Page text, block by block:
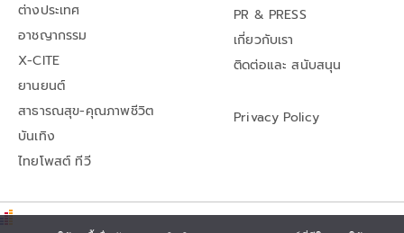
ต่างประเทศ
อาชญากรรม
X-CITE
ยานยนต์
สาธารณสุข-คุณภาพชีวิต
บันเทิง
ไทยโพสต์ ทีวี
PR & PRESS
เกี่ยวกับเรา
ติดต่อและ สนับสนุน
Privacy Policy